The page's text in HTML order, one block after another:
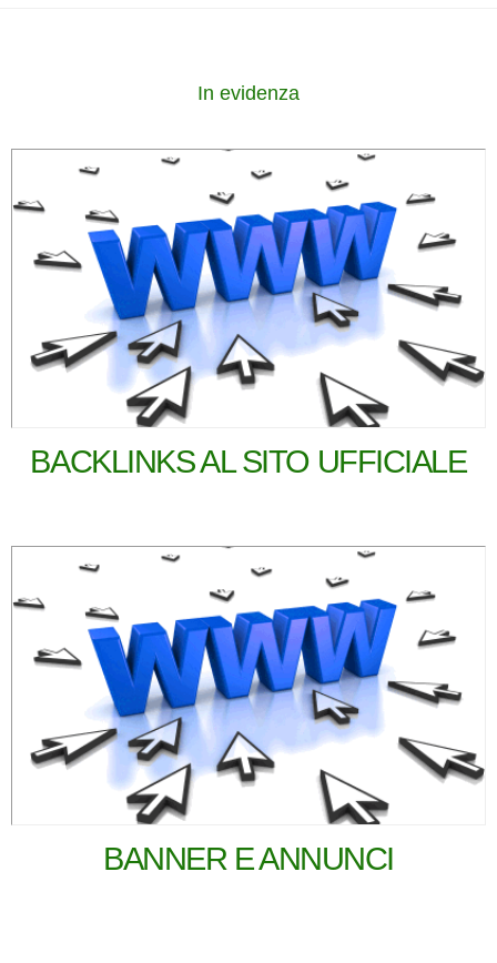
In evidenza
BACKLINKS AL SITO UFFICIALE
BANNER E ANNUNCI